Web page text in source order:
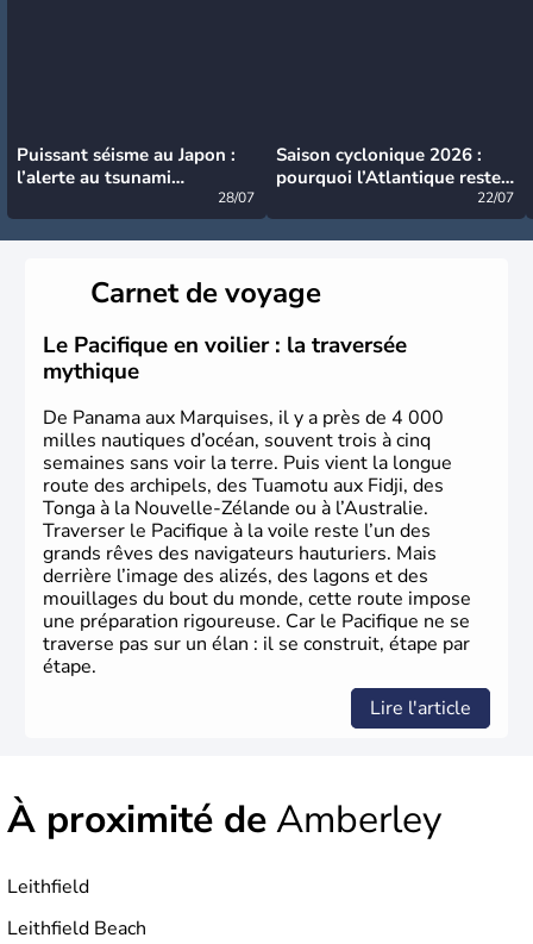
Puissant séisme au Japon :
l’alerte au tsunami
28/07
Saison cyclonique 2026 :
pourquoi l’Atlantique reste
22/07
Carnet de voyage
Le Pacifique en voilier : la traversée
mythique
De Panama aux Marquises, il y a près de 4 000
milles nautiques d’océan, souvent trois à cinq
semaines sans voir la terre. Puis vient la longue
route des archipels, des Tuamotu aux Fidji, des
Tonga à la Nouvelle-Zélande ou à l’Australie.
Traverser le Pacifique à la voile reste l’un des
grands rêves des navigateurs hauturiers. Mais
derrière l’image des alizés, des lagons et des
mouillages du bout du monde, cette route impose
une préparation rigoureuse. Car le Pacifique ne se
traverse pas sur un élan : il se construit, étape par
étape.
Lire l'article
À proximité deAmberley
Leithfield
Leithfield Beach